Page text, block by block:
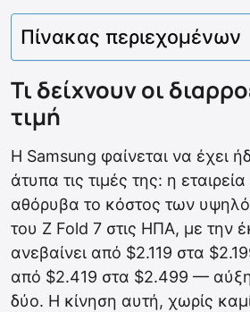
Πίνακας περιεχομένων
Τι δείχνουν οι
τιμή
Η Samsung φαίνεται να έχει
άτυπα τις τιμές της: η
αθόρυβα το κόστος των
του Z Fold 7 στις ΗΠΑ, με την
ανεβαίνει από $2.119 στα
από $2.419 στα $2.499 —
δύο. Η κίνηση αυτή, χωρίς